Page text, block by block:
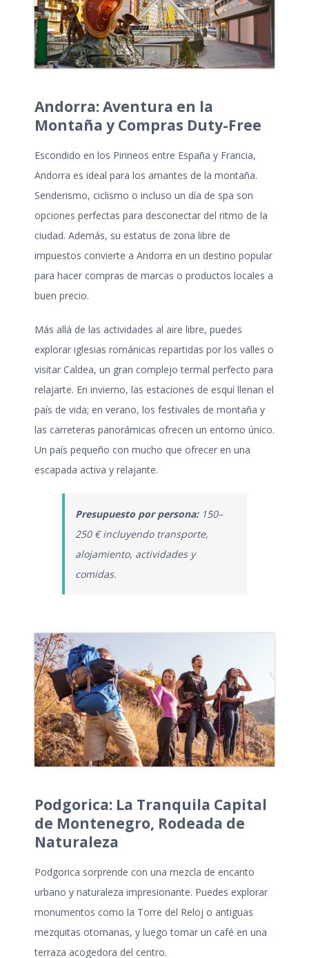
Andorra: Aventura en la
Montaña y Compras Duty-Free
Escondido en los Pirineos entre España y Francia,
Andorra es ideal para los amantes de la montaña.
Senderismo, ciclismo o incluso un día de spa son
opciones perfectas para desconectar del ritmo de la
ciudad. Además, su estatus de zona libre de
impuestos convierte a Andorra en un destino popular
para hacer compras de marcas o productos locales a
buen precio.
Más allá de las actividades al aire libre, puedes
explorar iglesias románicas repartidas por los valles o
visitar Caldea, un gran complejo termal perfecto para
relajarte. En invierno, las estaciones de esquí llenan el
país de vida; en verano, los festivales de montaña y
las carreteras panorámicas ofrecen un entorno único.
Un país pequeño con mucho que ofrecer en una
escapada activa y relajante.
Presupuesto por persona:150–
250 € incluyendo transporte,
alojamiento, actividades y
comidas.
Podgorica: La Tranquila Capital
de Montenegro, Rodeada de
Naturaleza
Podgorica sorprende con una mezcla de encanto
urbano y naturaleza impresionante. Puedes explorar
monumentos como la Torre del Reloj o antiguas
mezquitas otomanas, y luego tomar un café en una
terraza acogedora del centro.